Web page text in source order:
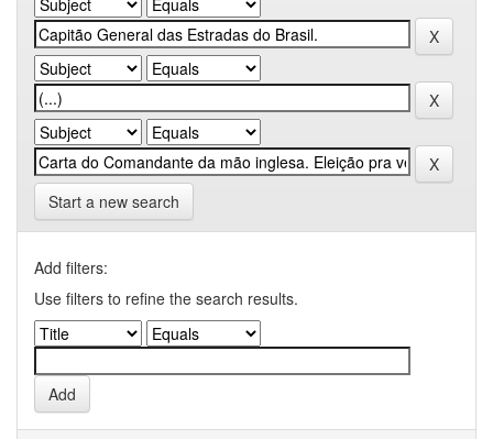
Start a new search
Add filters:
Use filters to refine the search results.